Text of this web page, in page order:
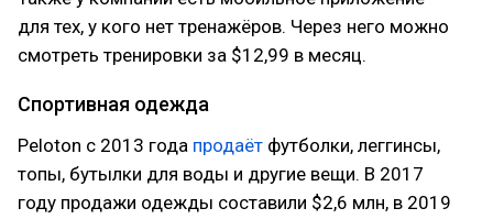
для тех, у кого нет тренажёров. Через него можно
смотреть тренировки за $12,99 в месяц.
Спортивная одежда
Peloton с 2013 года продаёт футболки, леггинсы,
топы, бутылки для воды и другие вещи. В 2017
году продажи одежды составили $2,6 млн, в 2019